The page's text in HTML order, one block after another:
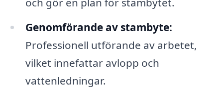
Genomförande av stambyte:
Professionell utförande av arbetet,
vilket innefattar avlopp och
vattenledningar.